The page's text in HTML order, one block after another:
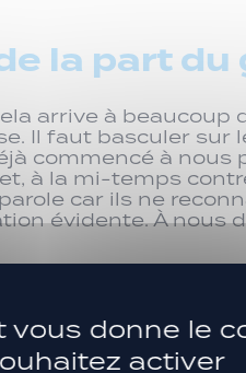
la part du
arrive à beaucoup
Il faut basculer sur
commencé à nous
à la mi-temps
car ils ne
évidente. À nous
vous donne le
activer